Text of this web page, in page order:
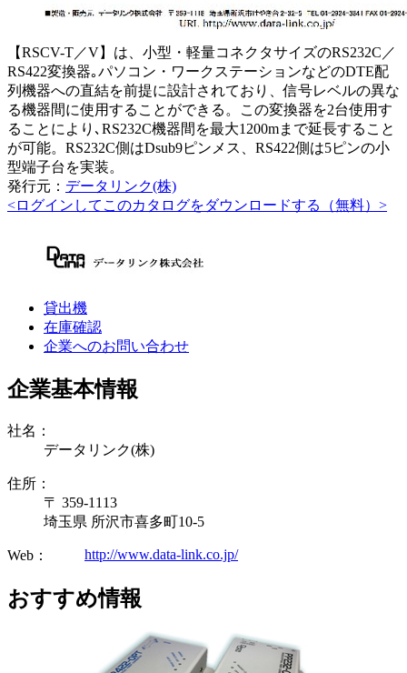
【RSCV-T／V】は、小型・軽量コネクタサイズのRS232C／
RS422変換器｡パソコン・ワークステーションなどのDTE配
列機器への直結を前提に設計されており、信号レベルの異な
る機器間に使用することができる。この変換器を2台使用す
ることにより､RS232C機器間を最大1200mまで延長すること
が可能。RS232C側はDsub9ピンメス、RS422側は5ピンの小
型端子台を実装。
発行元： データリンク(株)
<ログインしてこのカタログをダウンロードする（無料）>
貸出機
在庫確認
企業へのお問い合わせ
企業基本情報
社名：
データリンク(株)
住所：
〒 359-1113
埼玉県 所沢市喜多町10-5
Web： http://www.data-link.co.jp/
おすすめ情報